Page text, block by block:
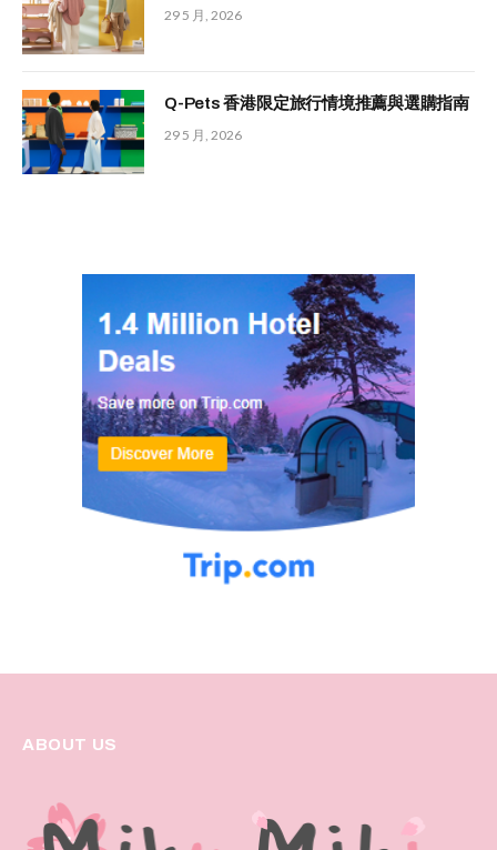
29 5 月, 2026
Q-Pets 香港限定旅行情境推薦與選購指南
29 5 月, 2026
ABOUT US